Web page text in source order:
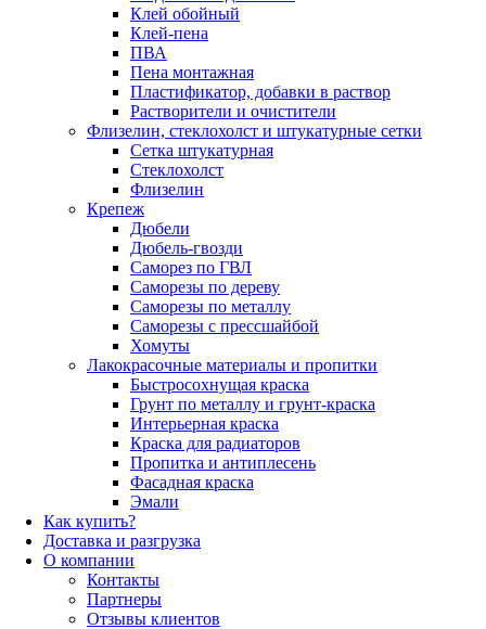
Клей обойный
Клей-пена
ПВА
Пена монтажная
Пластификатор, добавки в раствор
Растворители и очистители
Флизелин, стеклохолст и штукатурные сетки
Сетка штукатурная
Стеклохолст
Флизелин
Крепеж
Дюбели
Дюбель-гвозди
Саморез по ГВЛ
Саморезы по дереву
Саморезы по металлу
Саморезы с прессшайбой
Хомуты
Лакокрасочные материалы и пропитки
Быстросохнущая краска
Грунт по металлу и грунт-краска
Интерьерная краска
Краска для радиаторов
Пропитка и антиплесень
Фасадная краска
Эмали
Как купить?
Доставка и разгрузка
О компании
Контакты
Партнеры
Отзывы клиентов